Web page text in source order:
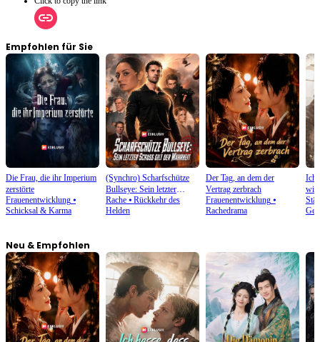
Empfohlen für Sie
Die Frau, die ihr Imperium
zerstörte
Frauenentwicklung ⦁
Schicksal & Karma
(Synchro) Scharfschütze
Bullseye: Sein letzter
Schuss gilt der Wahrheit
Rache⦁ Rückkehr des
Helden
Der Tag, an dem der
Vertrag zerbrach
Frauenentwicklung⦁
Rachedrama
Ich
will
Neu & Empfohlen